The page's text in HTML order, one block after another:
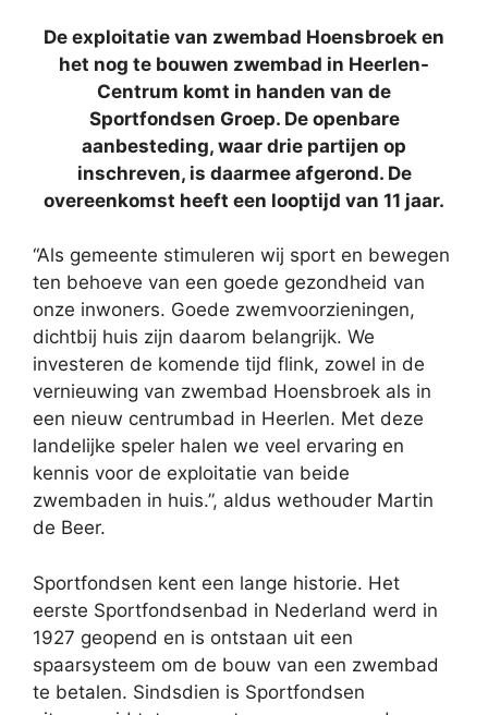
De exploitatie van zwembad Hoensbroek en
het nog te bouwen zwembad in Heerlen-
Centrum komt in handen van de
Sportfondsen Groep. De openbare
aanbesteding, waar drie partijen op
inschreven, is daarmee afgerond. De
overeenkomst heeft een looptijd van 11 jaar.
“Als gemeente stimuleren wij sport en bewegen
ten behoeve van een goede gezondheid van
onze inwoners. Goede zwemvoorzieningen,
dichtbij huis zijn daarom belangrijk. We
investeren de komende tijd flink, zowel in de
vernieuwing van zwembad Hoensbroek als in
een nieuw centrumbad in Heerlen. Met deze
landelijke speler halen we veel ervaring en
kennis voor de exploitatie van beide
zwembaden in huis.”, aldus wethouder Martin
de Beer.
Sportfondsen kent een lange historie. Het
eerste Sportfondsenbad in Nederland werd in
1927 geopend en is ontstaan uit een
spaarsysteem om de bouw van een zwembad
te betalen. Sindsdien is Sportfondsen